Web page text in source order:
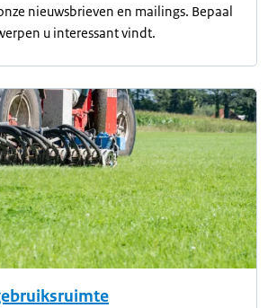
nieuwsbrieven en mailings. Bepaal
u interessant vindt.